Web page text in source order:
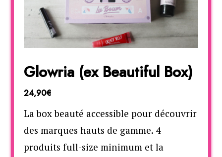
Glowria (ex Beautiful Box)
24,90€
La box beauté accessible pour découvrir
des marques hauts de gamme. 4
produits full-size minimum et la